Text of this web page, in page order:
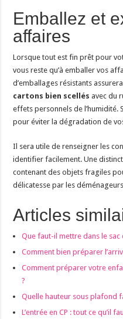
Emballez et
affaires
Lorsque tout est fin prêt pour
vous reste qu’à emballer vos
d’emballages résistants
cartons bien scellés avec du
effets personnels de l’humidité.
pour éviter la dégradation de
Il sera utile de renseigner les
identifier facilement. Une
contenant des objets fragiles
délicatesse par les
Articles
Que faut-il mettre dans le sac
Comment bien préparer
Comment préparer votre
?
Quelle hauteur sous plafond
L’entrée en CP : tout ce qu’il